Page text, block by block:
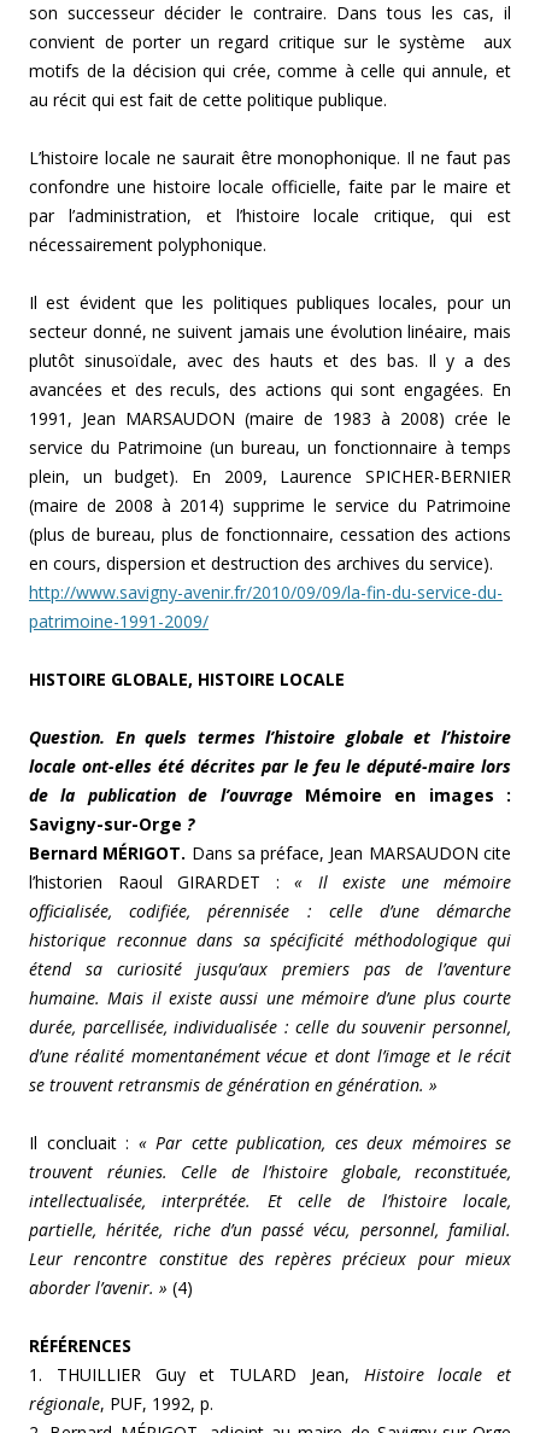
son successeur décider le contraire. Dans tous les cas, il
convient de porter un regard critique sur le système aux
motifs de la décision qui crée, comme à celle qui annule, et
au récit qui est fait de cette politique publique.
L’histoire locale ne saurait être monophonique. Il ne faut pas
confondre une histoire locale officielle, faite par le maire et
par l’administration, et l’histoire locale critique, qui est
nécessairement polyphonique.
Il est évident que les politiques publiques locales, pour un
secteur donné, ne suivent jamais une évolution linéaire, mais
plutôt sinusoïdale, avec des hauts et des bas. Il y a des
avancées et des reculs, des actions qui sont engagées. En
1991, Jean MARSAUDON (maire de 1983 à 2008) crée le
service du Patrimoine (un bureau, un fonctionnaire à temps
plein, un budget). En 2009, Laurence SPICHER-BERNIER
(maire de 2008 à 2014) supprime le service du Patrimoine
(plus de bureau, plus de fonctionnaire, cessation des actions
en cours, dispersion et destruction des archives du service).
http://www.savigny-avenir.fr/2010/09/09/la-fin-du-service-du-
patrimoine-1991-2009/
HISTOIRE GLOBALE, HISTOIRE LOCALE
Question. En quels termes l’histoire globale et l’histoire
locale ont-elles été décrites par le feu le député-maire lors
de la publication de l’ouvrage Mémoire en images :
Savigny-sur-Orge ?
Bernard MÉRIGOT. Dans sa préface, Jean MARSAUDON cite
l’historien Raoul GIRARDET : « Il existe une mémoire
officialisée, codifiée, pérennisée : celle d’une démarche
historique reconnue dans sa spécificité méthodologique qui
étend sa curiosité jusqu’aux premiers pas de l’aventure
humaine. Mais il existe aussi une mémoire d’une plus courte
durée, parcellisée, individualisée : celle du souvenir personnel,
d’une réalité momentanément vécue et dont l’image et le récit
se trouvent retransmis de génération en génération. »
Il concluait : « Par cette publication, ces deux mémoires se
trouvent réunies. Celle de l’histoire globale, reconstituée,
intellectualisée, interprétée. Et celle de l’histoire locale,
partielle, héritée, riche d’un passé vécu, personnel, familial.
Leur rencontre constitue des repères précieux pour mieux
aborder l’avenir. » (4)
RÉFÉRENCES
1. THUILLIER Guy et TULARD Jean, Histoire locale et
régionale, PUF, 1992, p.